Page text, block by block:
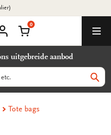
account
Winkelmand
0
uitgebreide aanbod
Tote bags